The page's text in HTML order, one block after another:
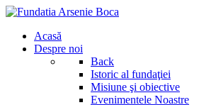
Acasă
Despre noi
Back
Istoric al fundaţiei
Misiune şi obiective
Evenimentele Noastre